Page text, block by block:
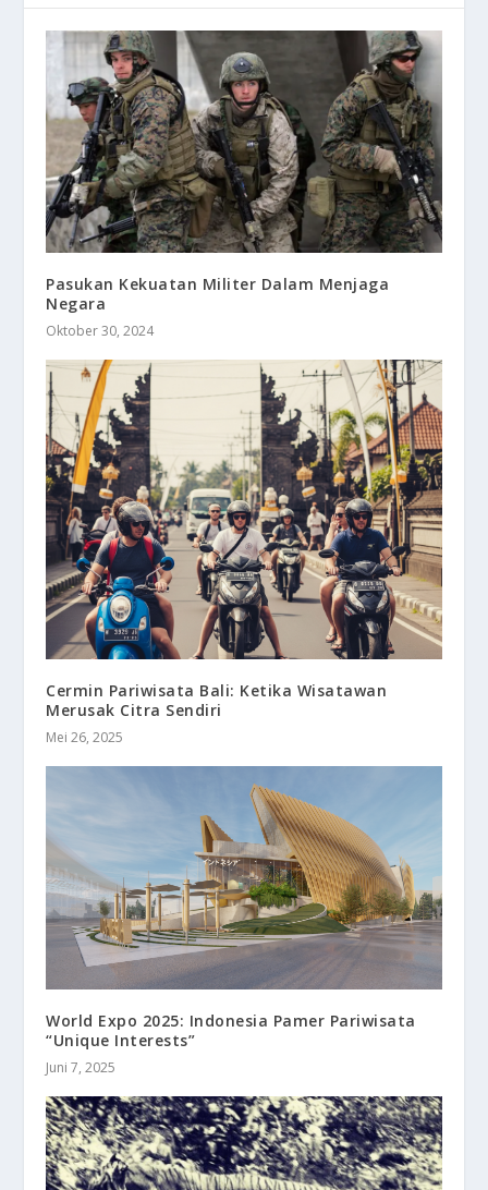
Pasukan Kekuatan Militer Dalam Menjaga
Negara
Oktober 30, 2024
Cermin Pariwisata Bali: Ketika Wisatawan
Merusak Citra Sendiri
Mei 26, 2025
World Expo 2025: Indonesia Pamer Pariwisata
“Unique Interests”
Juni 7, 2025